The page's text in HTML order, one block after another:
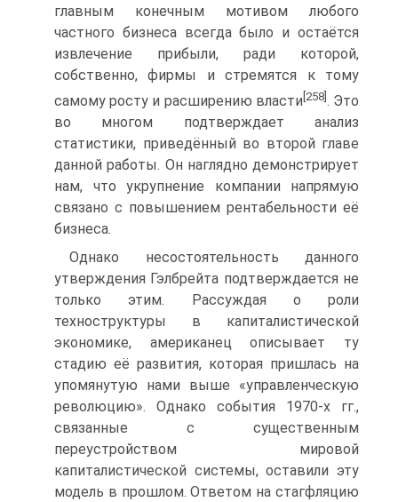
главным конечным мотивом любого
частного бизнеса всегда было и остаётся
извлечение прибыли, ради которой,
собственно, фирмы и стремятся к тому
самому росту и расширению власти [258] . Это
во многом подтверждает анализ
статистики, приведённый во второй главе
данной работы. Он наглядно демонстрирует
нам, что укрупнение компании напрямую
связано с повышением рентабельности её
бизнеса.
Однако несостоятельность данного
утверждения Гэлбрейта подтверждается не
только этим. Рассуждая о роли
техноструктуры в капиталистической
экономике, американец описывает ту
стадию её развития, которая пришлась на
упомянутую нами выше «управленческую
революцию». Однако события 1970-х гг.,
связанные с существенным
переустройством мировой
капиталистической системы, оставили эту
модель в прошлом. Ответом на стагфляцию